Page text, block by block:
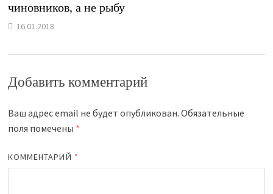
чиновников, а не рыбу
16.01.2018
Добавить комментарий
Ваш адрес email не будет опубликован. Обязательные
поля помечены *
КОММЕНТАРИЙ *